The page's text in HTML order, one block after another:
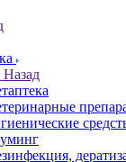
Назад